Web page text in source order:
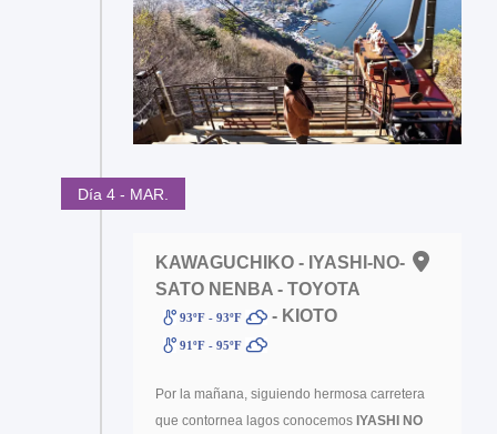
Día 4 - MAR.
KAWAGUCHIKO - IYASHI-NO-
SATO NENBA - TOYOTA
93ºF - 93ºF - KIOTO
91ºF - 95ºF
Por la mañana, siguiendo hermosa carretera
que contornea lagos conocemos IYASHI NO